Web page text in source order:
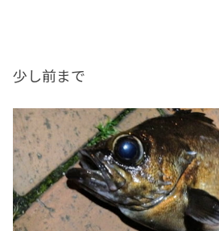
少し前まで